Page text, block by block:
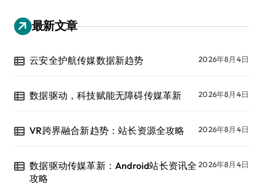
最新文章
云安全护航传媒数据新趋势 2026年8月4日
数据驱动，科技赋能无障碍传媒革新 2026年8月4日
VR跨界融合新趋势：站长资源全攻略 2026年8月4日
数据驱动传媒革新：Android站长资讯全
攻略
2026年8月4日